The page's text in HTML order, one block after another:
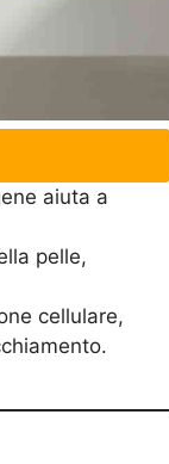
aiuta a
pelle,
cellulare,